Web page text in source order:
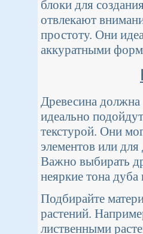
блоки для
отвлекают
простоту. Они
аккуратными
Древесина
идеально
текстурой. Они
элементов или
Важно выбирать
неяркие тона
Подбирайте
растений.
лиственными